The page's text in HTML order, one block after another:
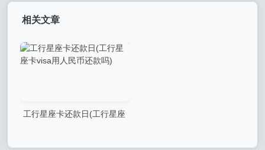
相关文章
工行星座卡还款日(工行星座